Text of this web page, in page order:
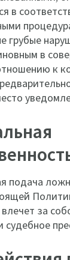
в
грубые
в
к
подача
за